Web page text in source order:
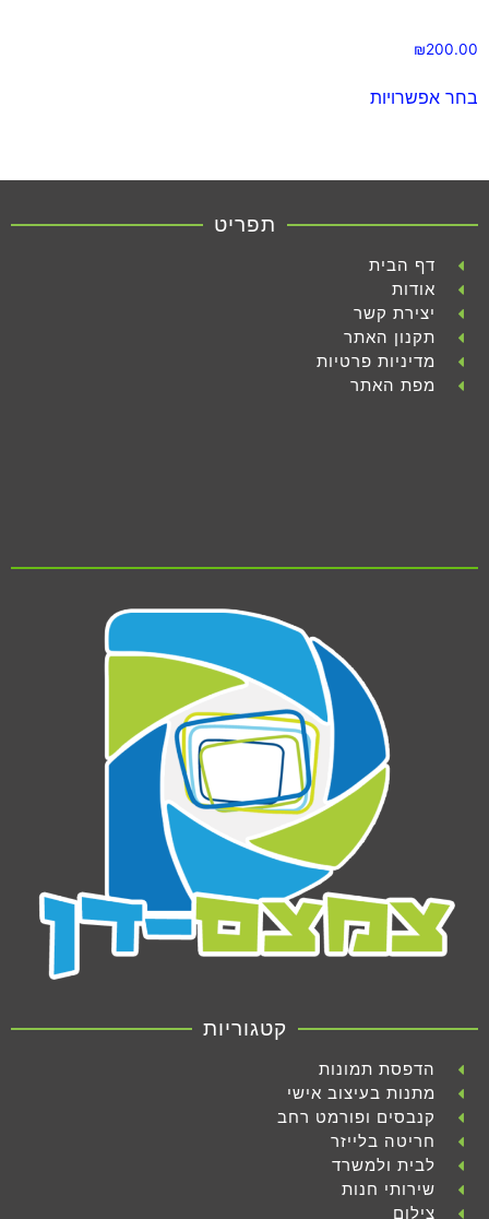
₪200.00
בחר אפשרויות
תפריט
דף הבית
אודות
יצירת קשר
תקנון האתר
מדיניות פרטיות
מפת האתר
קטגוריות
הדפסת תמונות
מתנות בעיצוב אישי
קנבסים ופורמט רחב
חריטה בלייזר
לבית ולמשרד
שירותי חנות
צילום